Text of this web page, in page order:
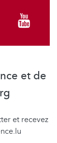
et de
et recevez